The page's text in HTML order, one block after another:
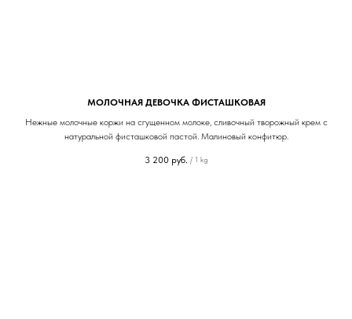
МОЛОЧНАЯ ДЕВОЧКА ФИСТАШКОВАЯ
Нежные молочные коржи на сгущенном молоке, сливочный творожный крем с
натуральной фисташковой пастой. Малиновый конфитюр.
3 200 руб. / 1 kg